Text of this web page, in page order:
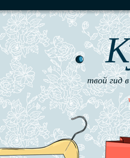
твой гид